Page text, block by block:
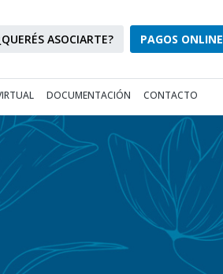
ASOCIARTE? PAGOS ONLINE
DOCUMENTACIÓN CONTACTO